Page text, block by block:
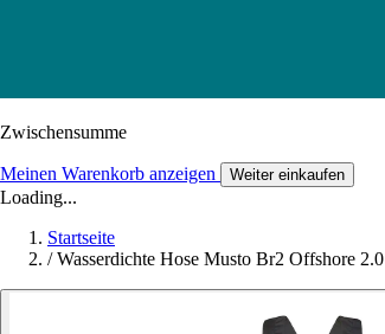
Zwischensumme
Meinen Warenkorb anzeigen Weiter einkaufen
Loading...
Startseite
/ Wasserdichte Hose Musto Br2 Offshore 2.0